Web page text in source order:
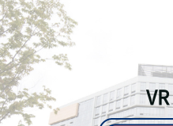
연구 역사
정책과 연구
간행물 변천사
기록물 아카이브